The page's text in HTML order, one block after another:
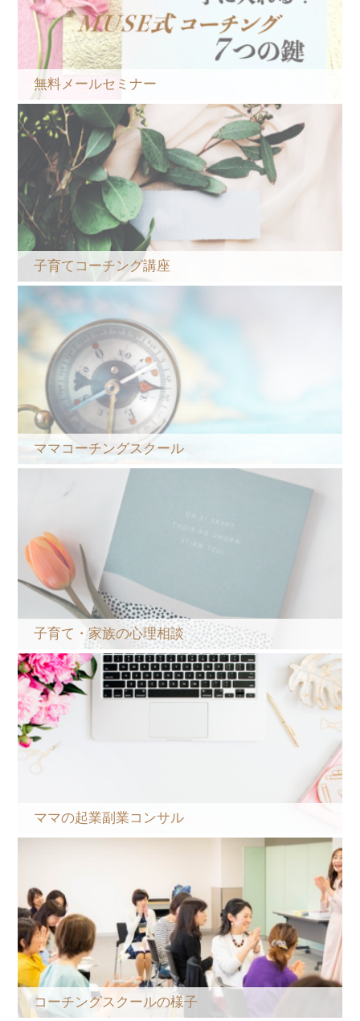
無料メールセミナー
子育てコーチング講座
ママコーチングスクール
子育て・家族の心理相談
ママの起業副業コンサル
コーチングスクールの様子